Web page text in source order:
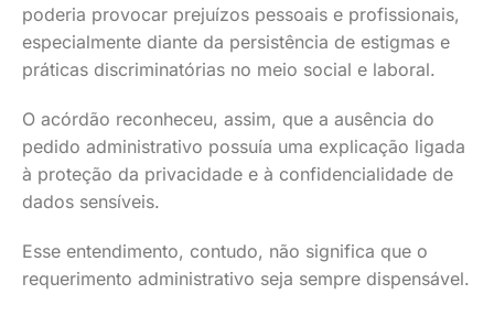
poderia provocar prejuízos pessoais e profissionais,
especialmente diante da persistência de estigmas e
práticas discriminatórias no meio social e laboral.
O acórdão reconheceu, assim, que a ausência do
pedido administrativo possuía uma explicação ligada
à proteção da privacidade e à confidencialidade de
dados sensíveis.
Esse entendimento, contudo, não significa que o
requerimento administrativo seja sempre dispensável.